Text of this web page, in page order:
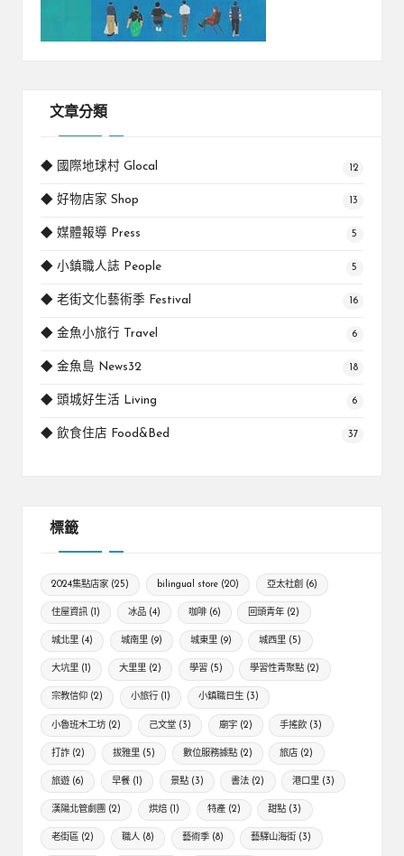
文章分類
◆ 國際地球村 Glocal 12
◆ 好物店家 Shop 13
◆ 媒體報導 Press 5
◆ 小鎮職人誌 People 5
◆ 老街文化藝術季 Festival 16
◆ 金魚小旅行 Travel 6
◆ 金魚島 News32 18
◆ 頭城好生活 Living 6
◆ 飲食住店 Food&Bed 37
標籤
2024集點店家 (25) bilingual store(20) 亞太社創 (6)
住屋資訊 (1) 冰品(4) 咖啡(6) 回頭青年 (2)
城北里 (4) 城南里(9) 城東里(9) 城西里 (5)
大坑里 (1) 大里里(2) 學習(5) 學習性青聚點 (2)
宗教信仰 (2) 小旅行(1) 小鎮職日生(3)
小魯班木工坊 (2) 己文堂(3) 廟宇(2) 手搖飲 (3)
打詐 (2) 拔雅里(5) 數位服務據點(2) 旅店 (2)
旅遊 (6) 早餐(1) 景點(3) 書法 (2) 港口里 (3)
漢陽北管劇團 (2) 烘焙(1) 特產(2) 甜點 (3)
老街區 (2) 職人(8) 藝術季(8) 藝驛山海街 (3)